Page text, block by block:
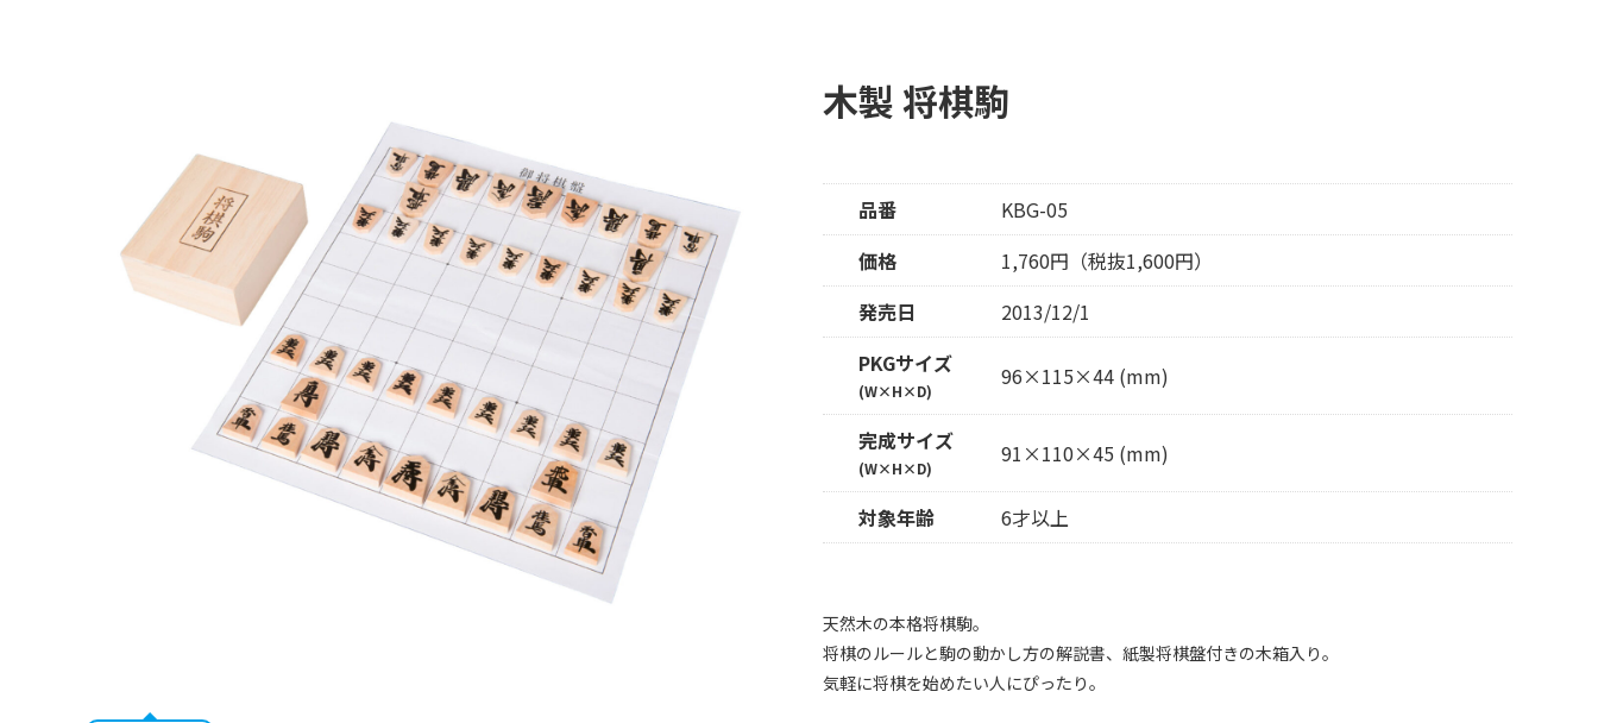
木製 将棋駒
品番
KBG-05
価格
1,760円（税抜1,600円）
発売日
2013/12/1
PKGサイズ
(W×H×D)
96×115×44 (mm)
完成サイズ
(W×H×D)
91×110×45 (mm)
対象年齢 6才以上
天然木の本格将棋駒。
将棋のルールと駒の動かし方の解説書、紙製将棋盤付きの木箱入り。
気軽に将棋を始めたい人にぴったり。